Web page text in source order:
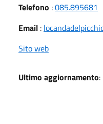
Telefono :085.895681
Email :
Sito web
Ultimo aggiornamento